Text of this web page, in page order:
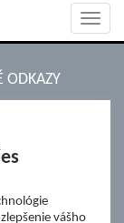
ODKAZY
s.r.o. vášho